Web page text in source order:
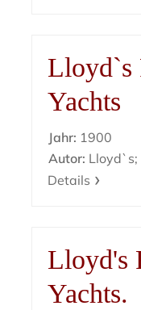
Lloyd`s
Yachts
Jahr: 1900
Autor: Lloyd`s;
Details
Lloyd's
Yachts.